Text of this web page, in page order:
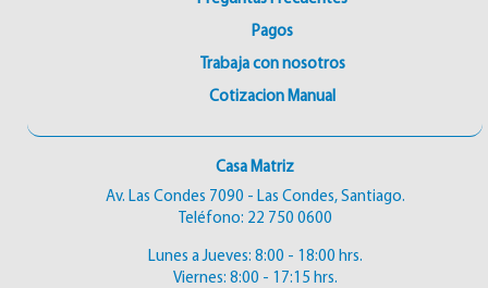
Pagos
Trabaja con nosotros
Cotizacion Manual
Casa Matriz
Av. Las Condes 7090 - Las Condes, Santiago.
Teléfono: 22 750 0600
Lunes a Jueves: 8:00 - 18:00 hrs.
Viernes: 8:00 - 17:15 hrs.